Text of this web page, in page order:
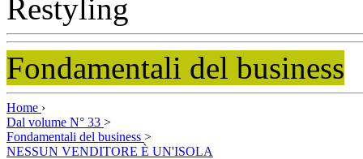
Fondamentali del business
Home ›
Dal volume N° 33 >
Fondamentali del business >
NESSUN VENDITORE È UN'ISOLA